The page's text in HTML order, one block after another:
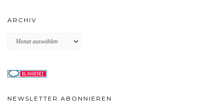
ARCHIV
Archiv
NEWSLETTER ABONNIEREN